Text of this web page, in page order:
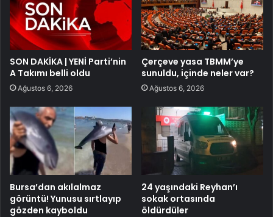
SON DAKİKA | YENİ Parti’nin
A Takımı belli oldu
Ağustos 6, 2026
Çerçeve yasa TBMM’ye
sunuldu, içinde neler var?
Ağustos 6, 2026
Bursa’dan akılalmaz
görüntü! Yunusu sırtlayıp
gözden kayboldu
24 yaşındaki Reyhan’ı
sokak ortasında
öldürdüler